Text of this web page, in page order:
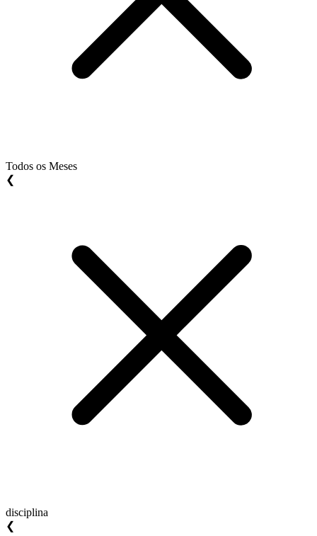
Todos os Meses
❮
disciplina
❮